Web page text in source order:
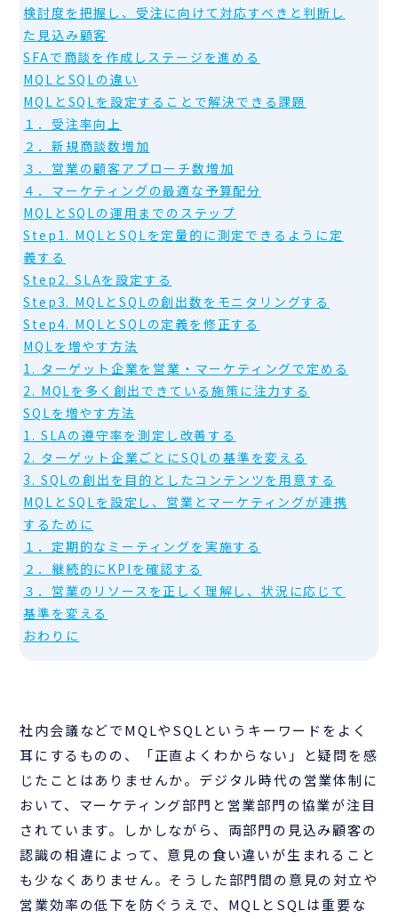
検討度を把握し、受注に向けて対応すべきと判断し
た見込み顧客
SFAで商談を作成しステージを進める
MQLとSQLの違い
MQLとSQLを設定することで解決できる課題
１．受注率向上
２．新規商談数増加
３．営業の顧客アプローチ数増加
４．マーケティングの最適な予算配分
MQLとSQLの運用までのステップ
Step1. MQLとSQLを定量的に測定できるように定
義する
Step2. SLAを設定する
Step3. MQLとSQLの創出数をモニタリングする
Step4. MQLとSQLの定義を修正する
MQLを増やす方法
1. ターゲット企業を営業・マーケティングで定める
2. MQLを多く創出できている施策に注力する
SQLを増やす方法
1. SLAの遵守率を測定し改善する
2. ターゲット企業ごとにSQLの基準を変える
3. SQLの創出を目的としたコンテンツを用意する
MQLとSQLを設定し、営業とマーケティングが連携
するために
１．定期的なミーティングを実施する
２．継続的にKPIを確認する
３．営業のリソースを正しく理解し、状況に応じて
基準を変える
おわりに
社内会議などでMQLやSQLというキーワードをよく
耳にするものの、「正直よくわからない」と疑問を感
じたことはありませんか。デジタル時代の営業体制に
おいて、マーケティング部門と営業部門の協業が注目
されています。しかしながら、両部門の見込み顧客の
認識の相違によって、意見の食い違いが生まれること
も少なくありません。そうした部門間の意見の対立や
営業効率の低下を防ぐうえで、MQLとSQLは重要な